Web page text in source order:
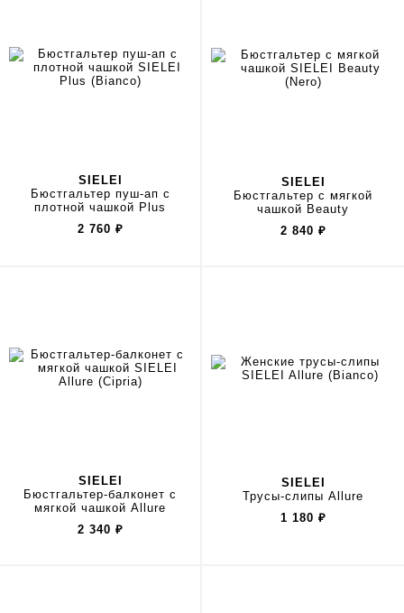
SIELEI
Бюстгальтер пуш-ап с
плотной чашкой Plus
2 760 ₽
SIELEI
Бюстгальтер с мягкой
чашкой Beauty
2 840 ₽
SIELEI
Бюстгальтер-балконет с
мягкой чашкой Allure
2 340 ₽
SIELEI
Трусы-слипы Allure
1 180 ₽